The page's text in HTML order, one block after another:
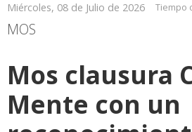
Miércoles, 08 de Julio de 2026 Tiempo
MOS
Mos clausura
Mente con un